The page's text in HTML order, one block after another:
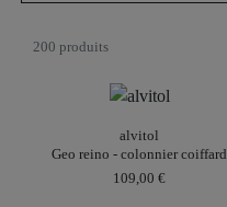
200 produits
alvitol
Geo reino - colonnier coiffard
109,00 €